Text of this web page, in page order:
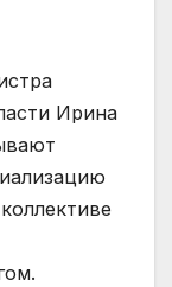
Ирина